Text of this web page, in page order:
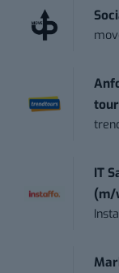
IT
(m/